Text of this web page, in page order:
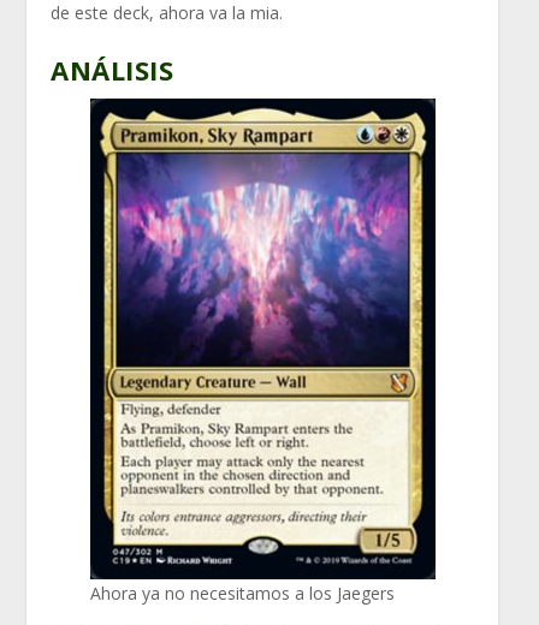
de este deck, ahora va la mia.
ANÁLISIS
Ahora ya no necesitamos a los Jaegers